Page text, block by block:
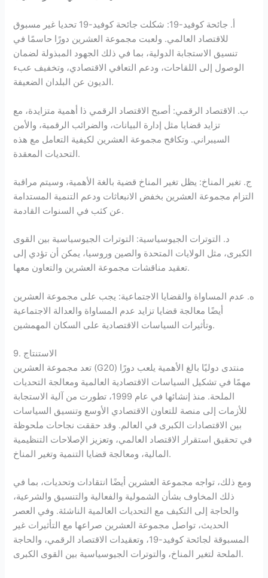
أ. جائحة كوفيد-19: شكلت جائحة كوفيد-19 تحديا غير مسبوق
للاقتصاد العالمي. ولعبت مجموعة العشرين دورًا حاسمًا في
تنسيق الاستجابة الدولية، بما في ذلك الجهود المبذولة لضمان
الوصول إلى اللقاحات، ودعم التعافي الاقتصادي، وتخفيف عبء
الديون عن البلدان الضعيفة.
ب. الاقتصاد الرقمي: أصبح الاقتصاد الرقمي ذا أهمية متزايدة، مع
تزايد قضايا مثل إدارة البيانات، والضرائب الرقمية، والأمن
السيبراني. وتكافح مجموعة العشرين لكيفية التعامل مع هذه
التحديات المعقدة.
ج. تغير المناخ: يظل تغير المناخ قضية بالغة الأهمية، وسيتم مراقبة
التزام مجموعة العشرين بخفض الانبعاثات ودعم التنمية المستدامة
عن كثب في السنوات القادمة.
د. التوترات الجيوسياسية: التوترات الجيوسياسية بين القوى
الكبرى، مثل الولايات المتحدة والصين وروسيا، يمكن أن تؤدي إلى
تعقيد مناقشات مجموعة العشرين والتعاون معها.
ه. عدم المساواة والقضايا الاجتماعية: يجب على مجموعة العشرين
أيضًا معالجة قضايا تزايد عدم المساواة والعدالة الاجتماعية
وتأثيرات السياسات الاقتصادية على السكان المهمشين.
9. الاستنتاج
تعد مجموعة العشرين (G20) منتدى دوليًا بالغ الأهمية يلعب دورًا
مهمًا في تشكيل السياسات الاقتصادية العالمية ومعالجة التحديات
الملحة. منذ إنشائها في عام 1999، تطورت من آلية الاستجابة
للأزمات إلى منصة للتعاون الاقتصادي الأوسع وتنسيق السياسات
بين الاقتصادات الكبرى في العالم. وقد حققت نجاحات ملحوظة
في تحقيق استقرار الاقتصاد العالمي، وتعزيز الإصلاحات التنظيمية
المالية، ومعالجة قضايا التنمية وتغير المناخ.
ومع ذلك، تواجه مجموعة العشرين أيضًا انتقادات وتحديات، بما في
ذلك المخاوف بشأن الشمولية والفعالية والتنسيق والشرعية،
والحاجة إلى التكيف مع التحديات العالمية الناشئة. وفي العصر
الحديث، تواصل مجموعة العشرين صراعها مع التأثيرات غير
المسبوقة لجائحة كوفيد-19، وتعقيدات الاقتصاد الرقمي، والحاجة
الملحة لتغير المناخ، والتوترات الجيوسياسية بين القوى الكبرى.